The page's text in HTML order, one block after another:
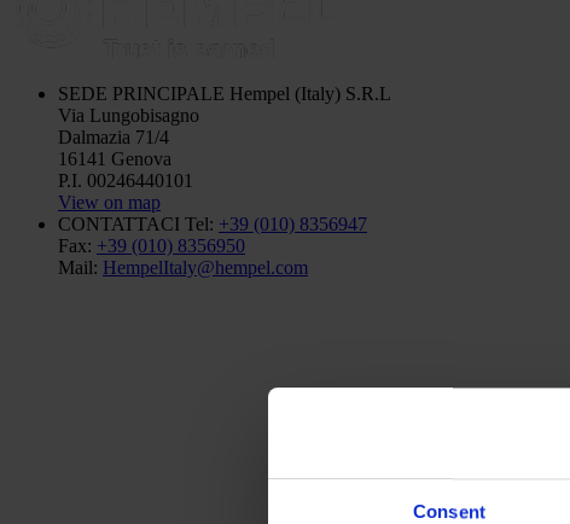
Consent
SEDE PRINCIPALE Hempel (Italy) S.R.L
Via Lungobisagno
Dalmazia 71/4
16141 Genova
P.I. 00246440101
View on map
CONTATTACI Tel: +39 (010) 8356947
Fax: +39 (010) 8356950
Mail: HempelItaly@hempel.com